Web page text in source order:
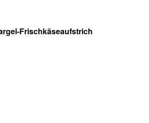
Frischkäseaufstrich